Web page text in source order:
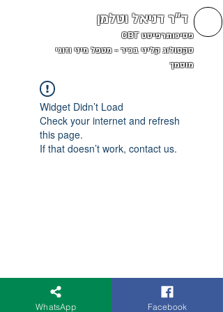
ד"ר דניאל וטלמן
פסיכותרפיסט CBT
סקסולוג קליני בכיר - מטפל מיני וזוגי
מוסמך
Widget Didn’t Load
Check your internet and refresh
this page.
If that doesn’t work, contact us.
WhatsApp Facebook